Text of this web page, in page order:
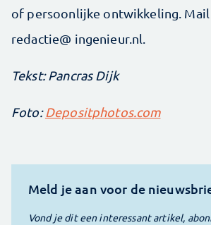
of persoonlijke ontwikkeling. Mail
redactie@ ingenieur.nl.
Tekst: Pancras Dijk
Foto:Depositphotos.com
Meld je aan voor de
Vond je dit een interessant artikel,